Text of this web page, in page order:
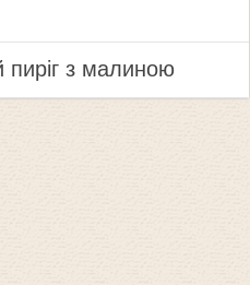
пиріг з малиною